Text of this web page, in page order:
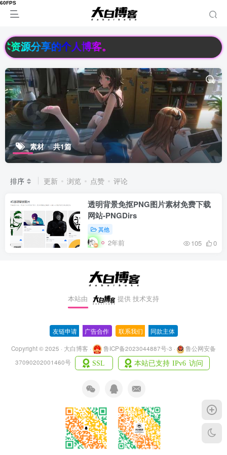
源分享的个人博客。
素材 共1篇
排序 更新 浏览 点赞 评论
透明背景免抠PNG图片素材免费下载
网站-PNGDirs
其他
2年前 105 0
本站由 提供 技术支持
友链申请 广告合作 联系我们 同款主体
Copyright © 2025 · 大白博客 · 鲁ICP备2023044887号-3 ·
鲁公网安备
37090202001460号